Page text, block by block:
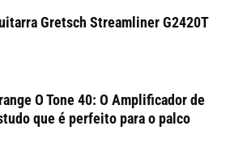
Gretsch Streamliner G2420T
O Tone 40: O Amplificador de
que é perfeito para o palco